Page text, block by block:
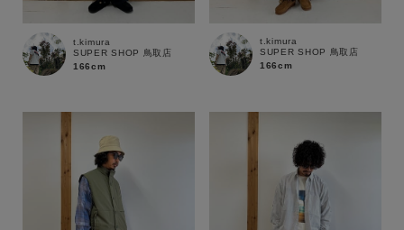
t.kimura
SUPER SHOP 鳥取店
166cm
t.kimura
SUPER SHOP 鳥取店
166cm